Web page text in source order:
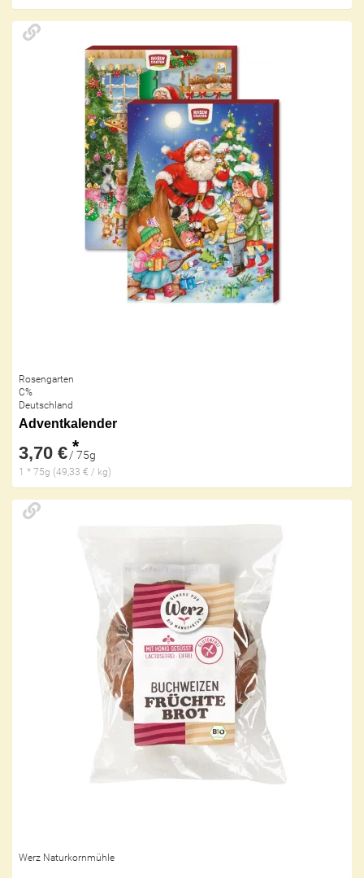
Rosengarten
C%
Deutschland
Adventkalender
3,70 € *
/ 75g
1 * 75g (49,33 € / kg)
Werz Naturkornmühle